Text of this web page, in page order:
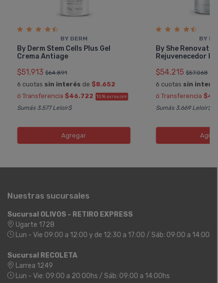
BY DERM
By Derm Stem Cells Plus Gel
Crema Antiage
$51.913 $64.891
6 cuotas sin interés de $8.652
ó Transferencia $46.722 10% EXTRA OFF
Sumás 3.577 Leloir$
Agregar
BY
By She
Rejuvenecedor
$54.215 $57.068
6 cuotas sin
ó Transferencia
Sumás 3.669 Leloir$
Nuestras sucursales
Sucursal OLIVOS - RETIRO EXPRESS
Ugarte 1728
Lun - Vie 09:00 a 12:00 y de 12:30 a 17:00 / Sáb: 09:00 a 14:00
Sucursal RECOLETA
Larrea 1249
Lun - Vie: 09:00 a 20:00hs / Sáb: 09:00 a 14:00hs